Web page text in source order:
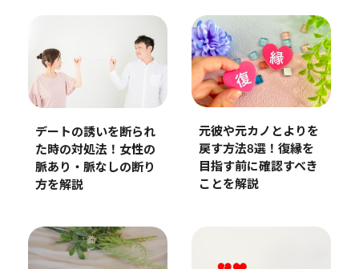
デートの誘いを断られ
た時の対処法！女性の
脈あり・脈なしの断り
方を解説
元彼や元カノとよりを
戻す方法8選！復縁を
目指す前に確認すべき
ことを解説